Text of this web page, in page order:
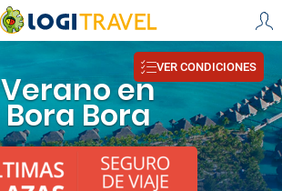
Verano en
Bora Bora
VER CONDICIONES